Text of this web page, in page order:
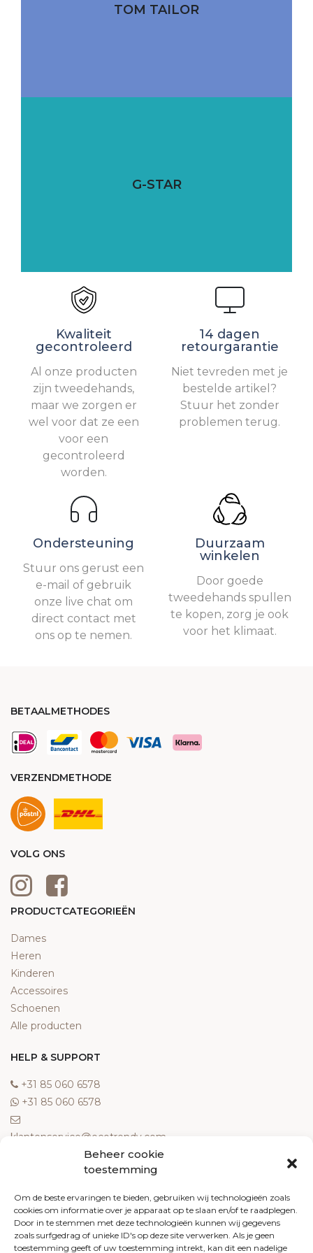
Beheer cookie
toestemming
Om de beste ervaringen te bieden, gebruiken wij technologieën zoals
cookies om informatie over je apparaat op te slaan en/of te raadplegen.
Door in te stemmen met deze technologieën kunnen wij gegevens
zoals surfgedrag of unieke ID's op deze site verwerken. Als je geen
toestemming geeft of uw toestemming intrekt, kan dit een nadelige
TOM TAILOR
G-STAR
Kwaliteit
gecontroleerd
Al onze producten
zijn tweedehands,
maar we zorgen er
wel voor dat ze een
voor een
gecontroleerd
worden.
14 dagen
retourgarantie
Niet tevreden met je
bestelde artikel?
Stuur het zonder
problemen terug.
Ondersteuning
Stuur ons gerust een
e-mail of gebruik
onze live chat om
direct contact met
ons op te nemen.
Duurzaam
winkelen
Door goede
tweedehands spullen
te kopen, zorg je ook
voor het klimaat.
BETAALMETHODES
VERZENDMETHODE
VOLG ONS
PRODUCTCATEGORIEËN
Dames
Heren
Kinderen
Accessoires
Schoenen
Alle producten
HELP & SUPPORT
‎+31 85 060 6578
‎+31 85 060 6578
klantenservice@ecotrendy.com
Meest gestelde vragen
Contact
Algemene voorwaarden
Retourneren